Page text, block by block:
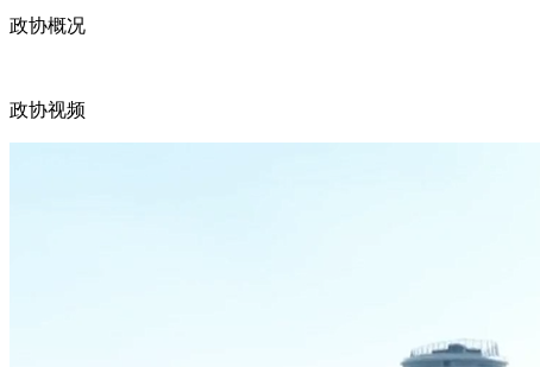
政协概况
政协视频